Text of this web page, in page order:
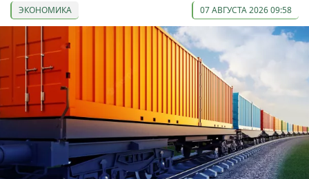
ЭКОНОМИКА 07 АВГУСТА 2026 09:58